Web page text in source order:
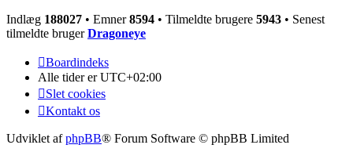
Indlæg 188027 • Emner8594 • Tilmeldte brugere 5943 • Senest
tilmeldte brugerDragoneye
Boardindeks
Alle tider erUTC+02:00
Slet cookies
Kontakt os
Udviklet afphpBB® Forum Software © phpBB Limited